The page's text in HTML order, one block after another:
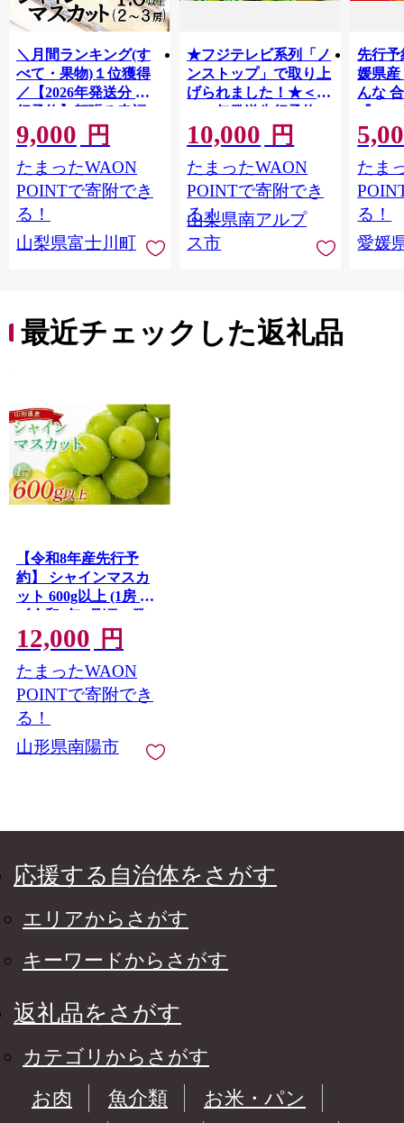
＼月間ランキング(す
べて・果物)１位獲得
／【2026年発送分 先
行予約】頬張る幸福
感 〜緑の宝石・ シ
ャインマスカット 〜
１ｋｇ以上（２〜３
房） フルーツ 山梨県
産 果物 くだもの シャ
イン マスカット ぶど
う ブドウ 葡萄 大粒 種
9,000 円
たまったWAON
POINTで寄附でき
る！
山梨県富士川町
★フジテレビ系列「ノ
ンストップ」で取り上
げられました！★＜
2026年発送先行予約＞
南アルプス市産シャイ
ンマスカット1.2kg以
上（2～3房） クール
便発送 ALPAG007
10,000 円
たまったWAON
POINTで寄附でき
る！
山梨県南アルプ
ス市
先行予
媛県産
んな
『
出荷
ご自宅
マド
あり
ツ 高
産地直
レンジ
たま
る！
愛媛
最近チェックした返礼品
【令和8年産先行予
約】 シャインマスカ
ット 600g以上 (1房 秀)
《令和8年9月頃～発
送》 『南陽中央青果
市場』 マスカット ぶ
どう 果物 フルーツ デ
ザート 山形県 南陽市
[1206]
12,000 円
たまったWAON
POINTで寄附でき
る！
山形県南陽市
応援する自治体をさがす
エリアからさがす
キーワードからさがす
返礼品をさがす
カテゴリからさがす
お肉
魚介類
お米・パン